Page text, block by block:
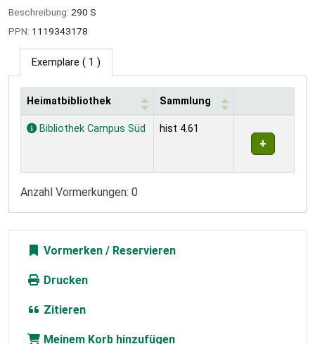
Beschreibung: 290 S
PPN: 1119343178
Exemplare ( 1 )
Exemplare
Heimatbibliothek Sammlung
Bibliothek Campus Süd hist 4.61
Anzahl Vormerkungen: 0
Vormerken
Drucken
Zitieren
Meinem Korb hinzufügen